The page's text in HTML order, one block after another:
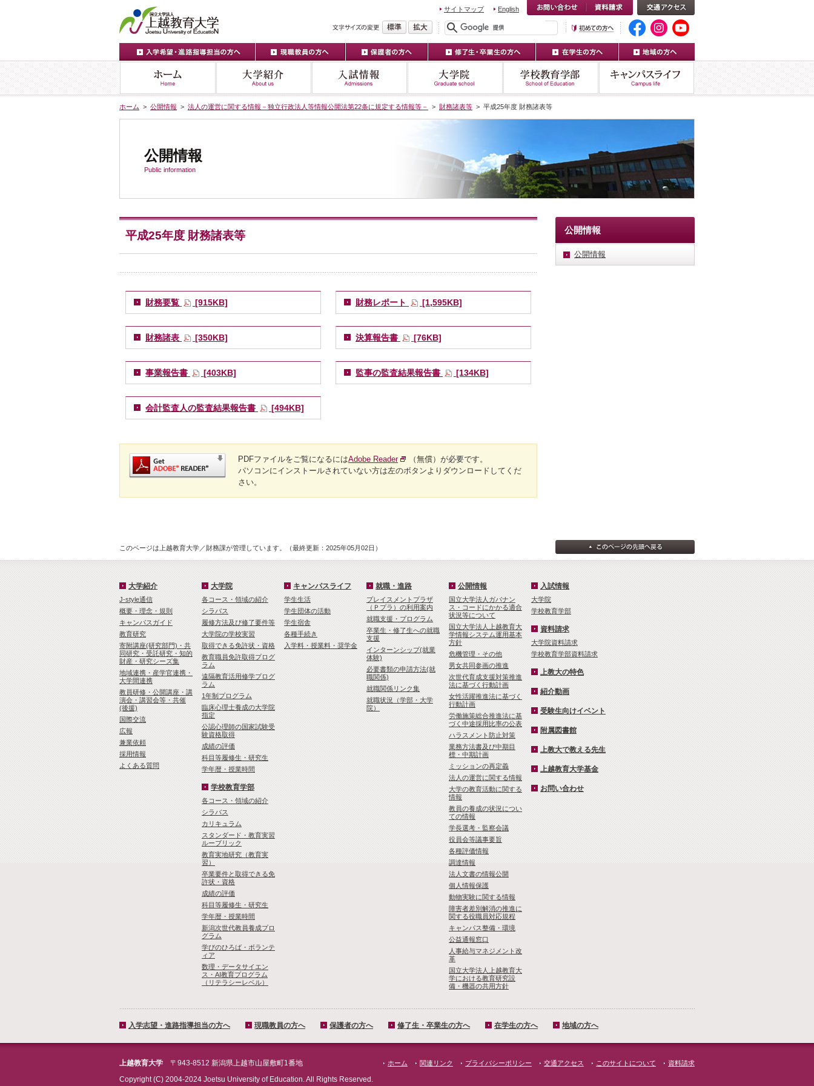
サイトマップ English
ホーム > 公開情報 > 法人の運営に関する情報－独立行政法人等情報公開法第22条に規定する情報等－ > 財務諸表等 > 平成25年度 財務諸表等
公開情報
Public information
平成25年度 財務諸表等
財務要覧 [915KB] 財務レポート [1,595KB]
財務諸表 [350KB] 決算報告書 [76KB]
事業報告書 [403KB] 監事の監査結果報告書 [134KB]
会計監査人の監査結果報告書 [494KB]
PDFファイルをご覧になるにはAdobe Reader
（無償）が必要です。
パソコンにインストールされていない方は左のボタンよりダウンロードしてくだ
さい。
公開情報
公開情報
このページは上越教育大学／財務課が管理しています。（最終更新：2025年05月02日）
大学紹介
J-style通信
概要・理念・規則
キャンパスガイド
教育研究
寄附講座(研究部門)・共
同研究・受託研究・知的
財産・研究シーズ集
地域連携・産学官連携・
大学間連携
教員研修・公開講座・講
演会・講習会等・共催
(後援)
国際交流
広報
兼業依頼
採用情報
よくある質問
大学院
各コース・領域の紹介
シラバス
履修方法及び修了要件等
大学院の学校実習
取得できる免許状・資格
教育職員免許取得プログ
ラム
遠隔教育活用修学プログ
ラム
1年制プログラム
臨床心理士養成の大学院
指定
公認心理師の国家試験受
験資格取得
成績の評価
科目等履修生・研究生
学年暦・授業時間
学校教育学部
各コース・領域の紹介
シラバス
カリキュラム
スタンダード・教育実習
ルーブリック
教育実地研究（教育実
習）
卒業要件と取得できる免
許状・資格
成績の評価
科目等履修生・研究生
学年暦・授業時間
新潟次世代教員養成プロ
グラム
学びのひろば・ボランテ
ィア
数理・­データサイ­エン
ス・A­I教育プロ­グラム
（リ­テラシーレ­ベル）
キャンパスライフ
学生生活
学生団体の活動
学生宿舎
各種手続き
入学料・授業料・奨学金
就職・進路
プレイスメントプラザ
（Ｐプラ）の利用案内
就職支援・プログラム
卒業生・修了生への就職
支援
インターンシップ(就業
体験)
必要書類の申請方法(就
職関係)
就職関係リンク集
就職状況（学部・大学
院）
公開情報
国立大学法人ガバナン
ス・コードにかかる適合
状況等について
国立大学法人上越教育大
学情報システム運用基本
方針
危機管理・その他
男女共同参画の推進
次世代育成支援対策推進
法に基づく行動計画
女性活躍推進法に基づく
行動計画
労働施策総合推進法に基
づく中途採用比率の公表
ハラスメント防止対策
業務方法書及び中期目
標・中期計画
ミッションの再定義
法人の運営に関する情報
大学の教育活動に関する
情報
教員の養成の状況につい
ての情報
学長選考・監察会議
役員会等議事要旨
各種評価情報
調達情報
法人文書の情報公開
個人情報保護
動物実験に関する情報
障害者差別解消の推進に
関する役職員対応規程
キャンパス整備・環境
公益通報窓口
人事給与マネジメント改
革
国立大学法人上越教育大
学における教育研究設
備・機器の共用方針
入試情報
大学院
学校教育学部
資料請求
大学院資料請求
学校教育学部資料請求
上教大の特色
紹介動画
受験生向けイベント
附属図書館
上教大で教える先生
上越教育大学基金
お問い合わせ
入学志望・進路指導担当の方へ 現職教員の方へ 保護者の方へ 修了生・卒業生の方へ 在学生の方へ 地域の方へ
ホーム 関連リンク プライバシーポリシー 交通アクセス このサイトについて 資料請求
上越教育大学 〒943-8512 新潟県上越市山屋敷町1番地
Copyright (C) 2004-2024 Joetsu University of Education. All Rights Reserved.